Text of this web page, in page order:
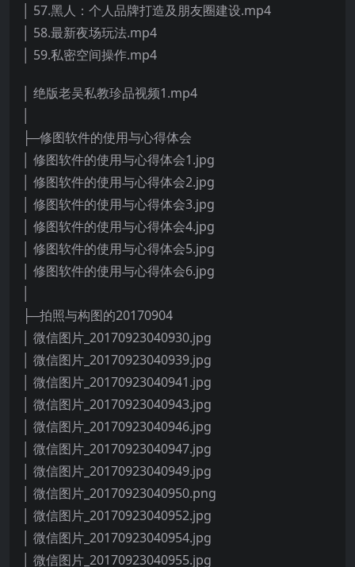
│ 57.黑人：个人品牌打造及朋友圈建设.mp4
│ 58.最新夜场玩法.mp4
│ 59.私密空间操作.mp4
│ 绝版老吴私教珍品视频1.mp4
├─修图软件的使用与心得体会
│ 修图软件的使用与心得体会1.jpg
│ 修图软件的使用与心得体会2.jpg
│ 修图软件的使用与心得体会3.jpg
│ 修图软件的使用与心得体会4.jpg
│ 修图软件的使用与心得体会5.jpg
│ 修图软件的使用与心得体会6.jpg
├─拍照与构图的20170904
│ 微信图片_20170923040930.jpg
│ 微信图片_20170923040939.jpg
│ 微信图片_20170923040941.jpg
│ 微信图片_20170923040943.jpg
│ 微信图片_20170923040946.jpg
│ 微信图片_20170923040947.jpg
│ 微信图片_20170923040949.jpg
│ 微信图片_20170923040950.png
│ 微信图片_20170923040952.jpg
│ 微信图片_20170923040954.jpg
│ 微信图片_20170923040955.jpg